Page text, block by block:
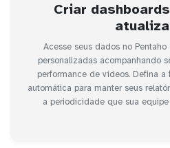
Criar
Acesse seus dados no
personalizadas acompanhando
performance de vídeos. Defina
automática para manter seus
a periodicidade que sua